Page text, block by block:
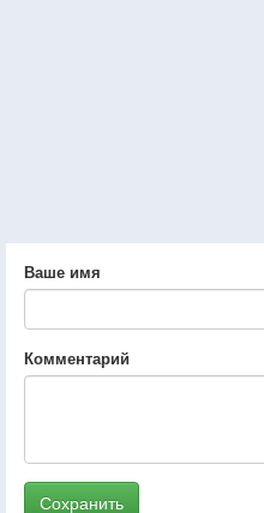
Ваше имя
Комментарий
Сохранить